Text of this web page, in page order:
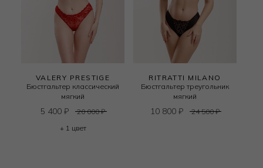
VALERY PRESTIGE
Бюстгальтер классический
мягкий
5 400 ₽ 20 000₽
+ 1 цвет
RITRATTI MILANO
Бюстгальтер треугольник
мягкий
10 800 ₽ 24 500₽